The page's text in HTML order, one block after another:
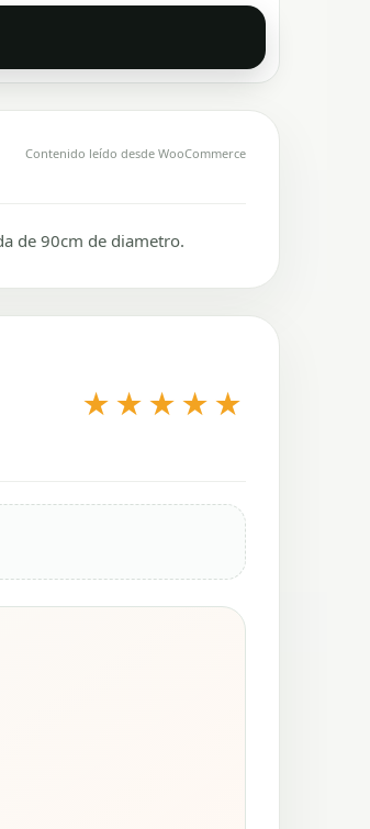
Contenido leído desde WooCommerce
de 90cm de diametro.
★★★★★